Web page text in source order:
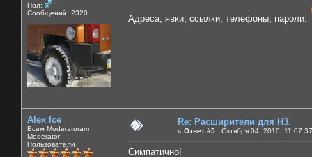
Пол:
Сообщений: 2320
Адреса, явки, ссылки, телефоны, пароли.
Alex Ice
Всем Moderatoram
Moderator
Пользователи
Re: Расширители для Н3.
« Ответ #5 : Октября 04, 2010,
Симпатично!